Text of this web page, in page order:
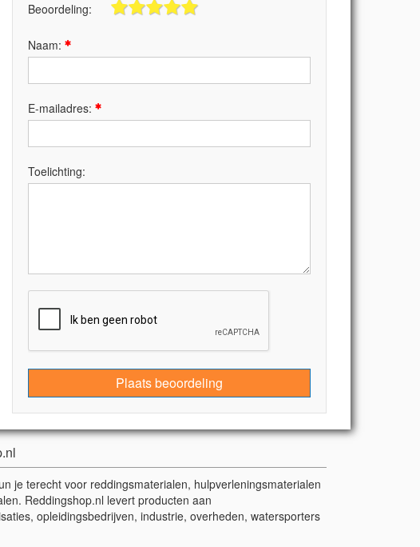
Beoordeling:
Naam:
E-mailadres:
Toelichting:
Plaats beoordeling
je terecht voor reddingsmaterialen, hulpverleningsmaterialen
Reddingshop.nl levert producten aan
opleidingsbedrijven, industrie, overheden, watersporters